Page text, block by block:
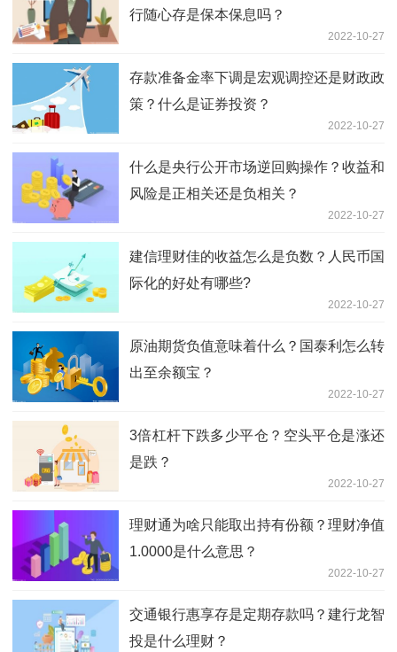
行随心存是保本保息吗？
2022-10-27
存款准备金率下调是宏观调控还是财政政
策？什么是证券投资？
2022-10-27
什么是央行公开市场逆回购操作？收益和
风险是正相关还是负相关？
2022-10-27
建信理财佳的收益怎么是负数？人民币国
际化的好处有哪些?
2022-10-27
原油期货负值意味着什么？国泰利怎么转
出至余额宝？
2022-10-27
3倍杠杆下跌多少平仓？空头平仓是涨还
是跌？
2022-10-27
理财通为啥只能取出持有份额？理财净值
1.0000是什么意思？
2022-10-27
交通银行惠享存是定期存款吗？建行龙智
投是什么理财？